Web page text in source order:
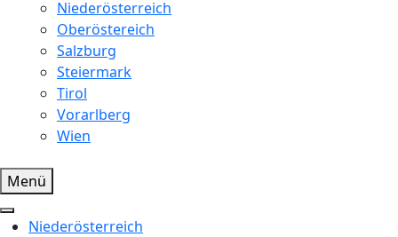
Niederösterreich
Oberöstereich
Salzburg
Steiermark
Tirol
Vorarlberg
Wien
Menü
Niederösterreich